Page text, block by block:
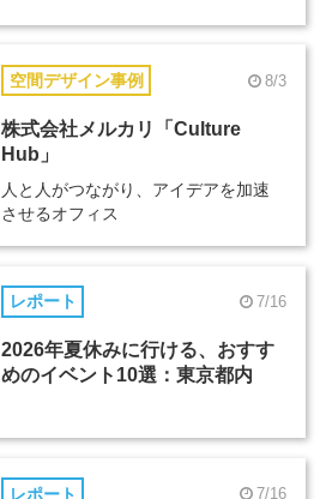
空間デザイン事例 8/3
株式会社メルカリ「Culture
Hub」
人と人がつながり、アイデアを加速
させるオフィス
レポート 7/16
2026年夏休みに行ける、おすす
めのイベント10選：東京都内
レポート 7/16